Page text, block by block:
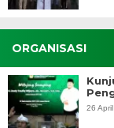
ORGANISASI
26